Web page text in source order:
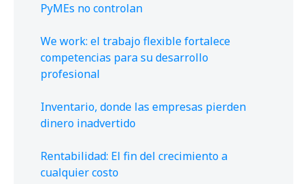
PyMEs no controlan
We work: el trabajo flexible fortalece
competencias para su desarrollo
profesional
Inventario, donde las empresas pierden
dinero inadvertido
Rentabilidad: El fin del crecimiento a
cualquier costo